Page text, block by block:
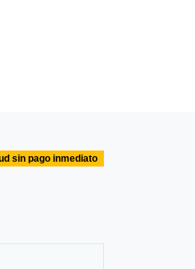
sin pago inmediato